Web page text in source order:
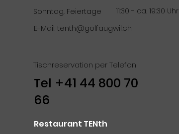
E-Mail:tenth@golfaugwil.ch
11:30 - ca. 19:30 Uhr
Sonntag, Feiertage
Tischreservation per Telefon
Tel +41 44 800 70
66
Restaurant TENth